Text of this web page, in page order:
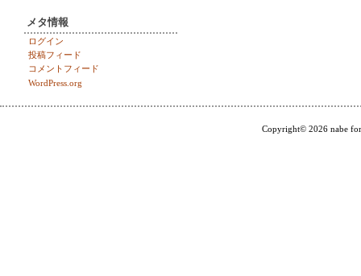
メタ情報
ログイン
投稿フィード
コメントフィード
WordPress.org
Copyright© 2026 nabe